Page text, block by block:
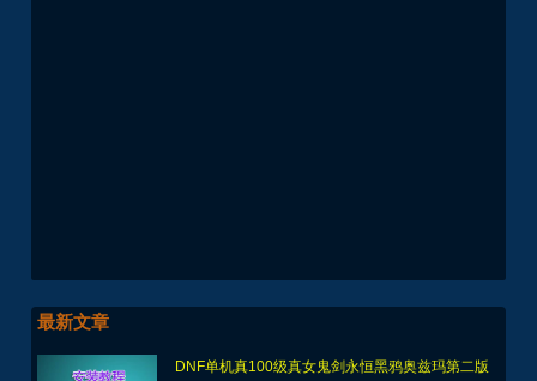
最新文章
DNF单机真100级真女鬼剑永恒黑鸦奥兹玛第二版